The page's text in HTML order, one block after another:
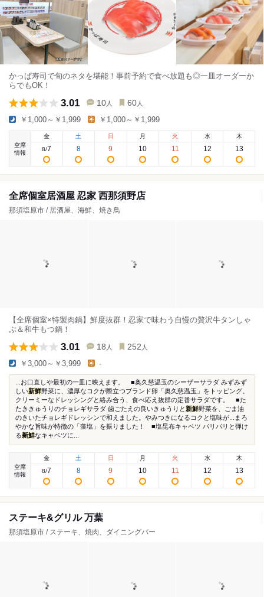
かっぱ寿司で旬のネタを堪能！事前予約で食べ放題も◎一皿オーダーか
らでもOK！
3.01 10 人 60 人
￥1,000～￥1,999 ￥1,000～￥1,999
空席
情報
金
8/7
土
8
日
9
月
10
火
11
水
12
木
13
全席個室居酒屋 忍家 西那須野店
那須塩原市 / 居酒屋、海鮮、焼き鳥
【全席個室×特製肉鍋】鮮度抜群！忍家で味わう自慢の贅沢牛タンしゃ
ぶ＆和牛もつ鍋！
3.01 18 人 252 人
￥3,000～￥3,999 -
...お口直しや最初の一皿に映えます。 ■奥久慈温玉のシーザーサラダ みずみず
しい新鮮野菜に、濃厚なコクが際立つブランド卵「奥久慈温玉」をトッピング。
クリーミーなドレッシングと絡み合う、食べ応え抜群の定番サラダです。 ■た
たききゅうりのチョレギサラダ 歯ごたえの良いきゅうりと新鮮野菜を、ごま油
のきいたチョレギドレッシンで和えました。やみつきになるコクと塩味が...まろ
やかな旨味が特徴の「藻塩」を振りました！ ■塩昆布キャベツ パリパリと弾け
る新鮮なキャベツに...
空席
情報
金
8/7
土
8
日
9
月
10
火
11
水
12
木
13
ステーキ&グリル 万葉
那須塩原市 / ステーキ、焼肉、ダイニングバー